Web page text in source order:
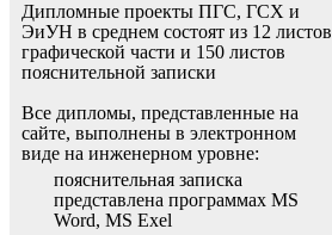
Дипломные проекты ПГС, ГСХ и
ЭиУН в среднем состоят из 12 листов
графической части и 150 листов
пояснительной записки
Все дипломы, представленные на
сайте, выполнены в электронном
виде на инженерном уровне:
пояснительная записка
представлена программах MS
Word, MS Exel